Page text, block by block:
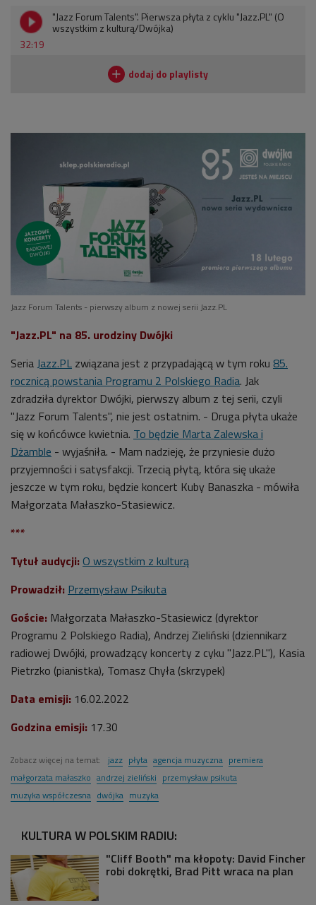
32:19
"Jazz Forum Talents". Pierwsza płyta z cyklu "Jazz.PL" (O
wszystkim z kulturą/Dwójka)
Jazz Forum Talents - pierwszy album z nowej serii Jazz.PL
"Jazz.PL" na 85. urodziny Dwójki
Seria Jazz.PL związana jest z przypadającą w tym roku 85.
rocznicą powstania Programu 2 Polskiego Radia. Jak
zdradziła dyrektor Dwójki, pierwszy album z tej serii, czyli
"Jazz Forum Talents", nie jest ostatnim. - Druga płyta ukaże
się w końcówce kwietnia. To będzie Marta Zalewska i
Dżamble - wyjaśniła. - Mam nadzieję, że przyniesie dużo
przyjemności i satysfakcji. Trzecią płytą, która się ukaże
jeszcze w tym roku, będzie koncert Kuby Banaszka - mówiła
Małgorzata Małaszko-Stasiewicz.
***
Tytuł audycji: O wszystkim z kulturą
Prowadził: Przemysław Psikuta
Goście: Małgorzata Małaszko-Stasiewicz (dyrektor
Programu 2 Polskiego Radia), Andrzej Zieliński (dziennikarz
radiowej Dwójki, prowadzący koncerty z cyku "Jazz.PL"), Kasia
Pietrzko (pianistka), Tomasz Chyła (skrzypek)
Data emisji: 16.02.2022
Godzina emisji: 17.30
Zobacz więcej na temat: jazz płyta agencja muzyczna premiera
małgorzata małaszko andrzej zieliński przemysław psikuta
muzyka współczesna dwójka muzyka
KULTURA W POLSKIM RADIU:
"Cliff Booth" ma kłopoty: David Fincher
robi dokrętki, Brad Pitt wraca na plan